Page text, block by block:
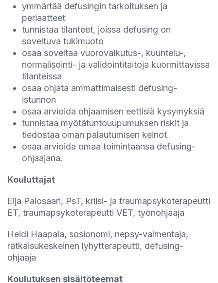
ymmärtää defusingin tarkoituksen ja
periaatteet
tunnistaa tilanteet, joissa defusing on
soveltuva tukimuoto
osaa soveltaa vuorovaikutus-, kuuntelu-,
normalisointi- ja validointitaitoja kuormittavissa
tilanteissa
osaa ohjata ammattimaisesti defusing-
istunnon
osaa arvioida ohjaamisen eettisiä kysymyksiä
tunnistaa myötätuntouupumuksen riskit ja
tiedostaa oman palautumisen keinot
osaa arvioida omaa toimintaansa defusing-
ohjaajana.
Kouluttajat
Eija Palosaari, PsT, kriisi- ja traumapsykoterapeutti
ET, traumapsykoterapeutti VET, työnohjaaja
Heidi Haapala, sosionomi, nepsy-valmentaja,
ratkaisukeskeinen lyhytterapeutti, defusing-
ohjaaja
Koulutuksen sisältöteemat